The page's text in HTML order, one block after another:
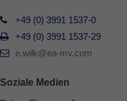
+49 (0) 3991 1537-0
+49 (0) 3991 1537-29
e.wilk@ea-mv.com
Soziale Medien